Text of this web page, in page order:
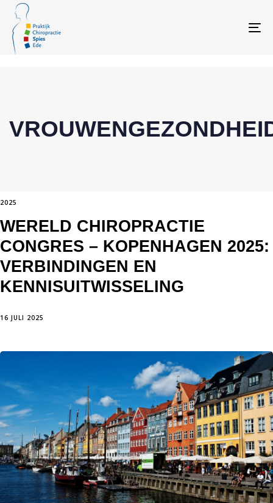
Skip
links
Skip
primary
content
TAGS
2025
WERELD CHIROPRACTIE
CONGRES – KOPENHAGEN 2025:
VERBINDINGEN EN
KENNISUITWISSELING
16 JULI 2025